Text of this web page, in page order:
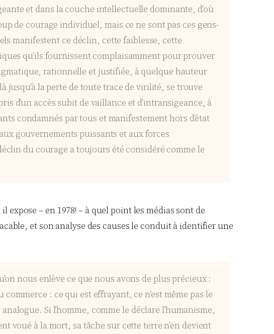
et dans la couche intellectuelle dominante, d’où
de courage individuel, mais ce ne sont pas ces gens-
manifestent ce déclin, cette faiblesse, cette
qu’ils fournissent complaisamment pour prouver
rationnelle et justifiée, à quelque hauteur
jusqu’à la perte de toute trace de virilité, se trouve
d’un accès subit de vaillance et d’intransigeance, à
condamnés par tous et manifestement hors d’état
gouvernements puissants et aux forces
du courage a toujours été considéré comme le
– en 1978! – à quel point les médias sont de
et son analyse des causes le conduit à identifier une
nous enlève ce que nous avons de plus précieux :
: ce qui est effrayant, ce n’est même pas le
Si l’homme, comme le déclare l’humanisme,
voué à la mort, sa tâche sur cette terre n’en devient